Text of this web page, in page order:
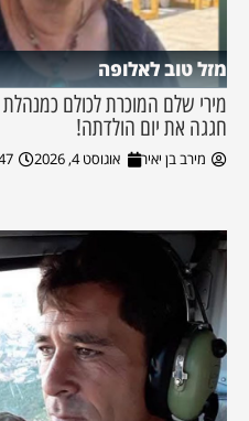
מזל טוב לאלופה
מירי שלם המוכרת לכולם כמנהלת
חגגה את יום הולדתה!
מירב בן יאיר אוגוסט 4, 2026